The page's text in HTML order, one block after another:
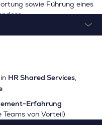
sowie Führung eines
und Weiterentwicklung
HR-Services über
On-/Offboarding,
Audits.
HR-Teams, Prozessowner,
transparente
HR Shared Services,
Erfahrung
von Vorteil)